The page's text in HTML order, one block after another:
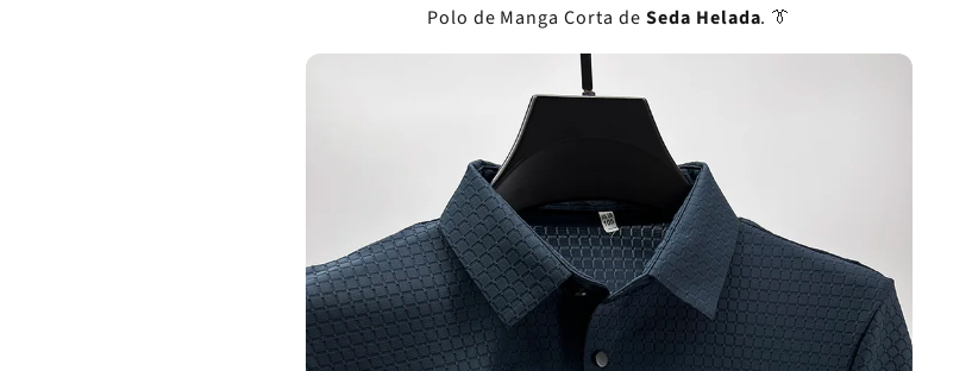
Polo de Manga Corta de Seda Helada. 👔